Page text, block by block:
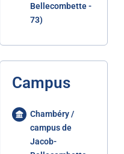
Bellecombette -
73)
Campus
Chambéry /
campus de
Jacob-